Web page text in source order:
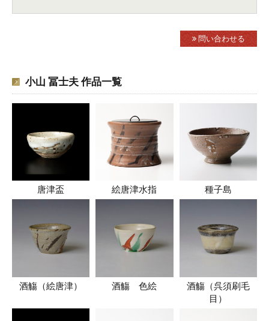
問い合わせる
小山 冨士夫 作品一覧
唐津盃 絵唐津水指 種子島
酒觴（絵唐津） 酒觴 色絵
酒觴（呉須刷毛
目）